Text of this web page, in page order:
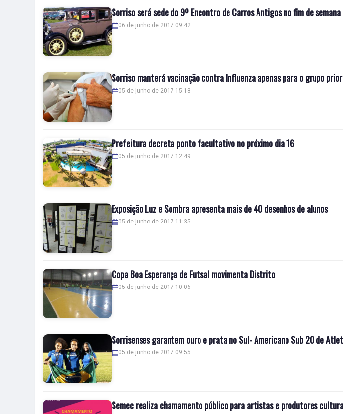
Sorriso será sede do 9º Encontro de Carros Antigos no fim de semana
06 de junho de 2017 09:42
Sorriso manterá vacinação contra Influenza apenas para o grupo
05 de junho de 2017 15:18
Prefeitura decreta ponto facultativo no próximo dia 16
05 de junho de 2017 12:49
Exposição Luz e Sombra apresenta mais de 40 desenhos de alunos
05 de junho de 2017 11:35
Copa Boa Esperança de Futsal movimenta Distrito
05 de junho de 2017 10:06
Sorrisenses garantem ouro e prata no Sul- Americano Sub 20 de
05 de junho de 2017 09:55
Semec realiza chamamento público para artistas e produtores